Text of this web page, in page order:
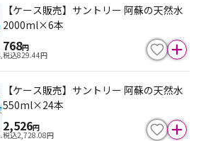
【ケース販売】サントリー 阿蘇の天然水
2000ml×6本
768円
税込829.44円
【ケース販売】サントリー 阿蘇の天然水
550ml×24本
2,526円
税込2,728.08円